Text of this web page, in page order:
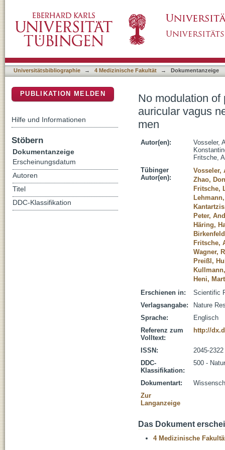
cross-over study in 15 healthy men
Universitätsbibliographie → 4 Medizinische Fakultät → Dokumentanzeige
No modulation of
auricular vagus
men
Autor(en):
Vosseler,
Fritsche,
Tübinger
Autor(en):
Vosseler,
Zhao,
Fritsche,
Peter,
Häring,
Fritsche,
Wagner,
Preißl,
Heni,
Erschienen in:
Scientific
Verlagsangabe:
Nature
Sprache:
Englisch
Referenz zum
Volltext:
http://
ISSN:
2045-2322
DDC-
Klassifikation:
500 -
Dokumentart:
Zur
Langanzeige
Das Dokument
4 Medizinische
PUBLIKATION MELDEN
Hilfe und Informationen
Stöbern
Dokumentanzeige
Erscheinungsdatum
Autoren
Titel
DDC-Klassifikation